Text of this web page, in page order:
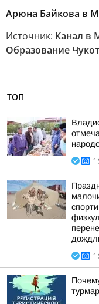
Арюна Байкова в
Источник: Канал в
Образование
ТОП